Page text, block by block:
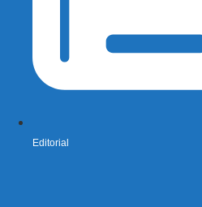
Editorial